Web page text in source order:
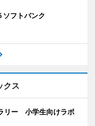
フトバンク
クス
リー 小学生向けラボ